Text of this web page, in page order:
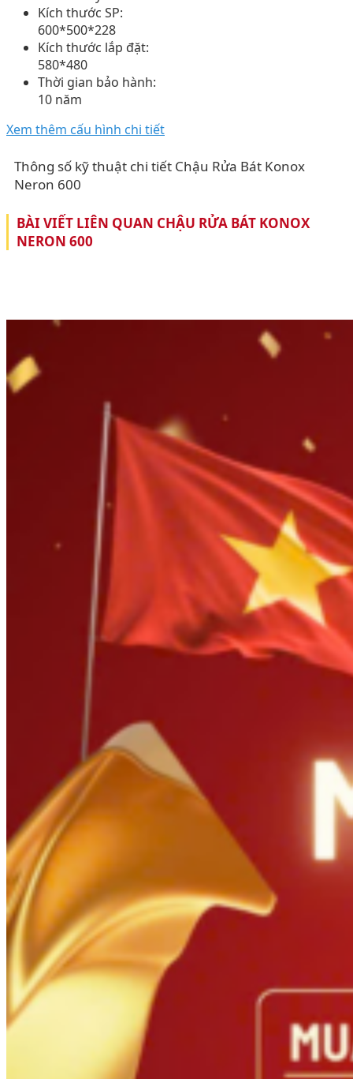
Kích thước SP:
600*500*228
Kích thước lắp đặt:
580*480
Thời gian bảo hành:
10 năm
Xem thêm cấu hình chi tiết
Thông số kỹ thuật chi tiết Chậu Rửa Bát Konox
Neron 600
BÀI VIẾT LIÊN QUAN CHẬU RỬA BÁT KONOX
NERON 600